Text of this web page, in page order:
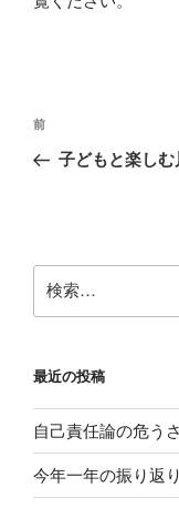
投
ナ
ー
シ
前
の
前
子どもと楽しむ
索:
最近の投稿
自己責任論の危うさ
今年一年の振り返